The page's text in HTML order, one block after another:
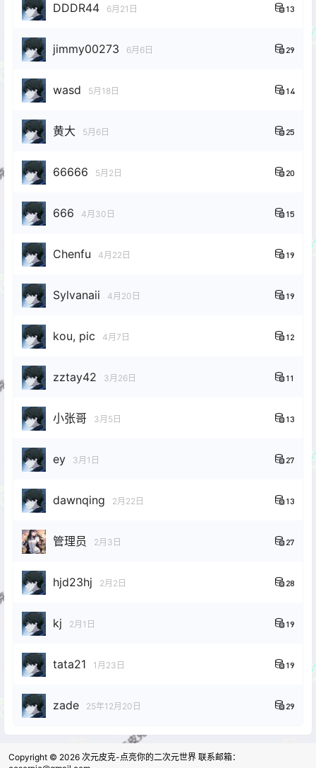
DDDR44 6月21日 13
jimmy00273 6月6日 29
wasd 5月18日 14
黄大 5月6日 25
66666 5月2日 20
666 4月30日 15
Chenfu 4月22日 19
Sylvanaii 4月20日 19
kou, pic 4月7日 12
zztay42 3月26日 11
小张哥 3月5日 13
ey 3月1日 27
dawnqing 2月22日 13
管理员 2月3日 27
hjd23hj 2月2日 28
kj 2月1日 19
tata21 1月23日 19
zade 25年12月20日 29
Copyright © 2026 次元皮克-点亮你的二次元世界 联系邮箱：